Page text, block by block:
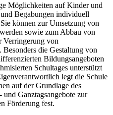
Möglichkeiten auf Kinder und
Begabungen individuell
können zur Umsetzung von
sowie zum Abbau von
Verringerung von
die Gestaltung von
Bildungsangeboten
Schultages unterstützt
legt die Schule
auf der Grundlage des
und Ganztagsangebote zur
Förderung fest.